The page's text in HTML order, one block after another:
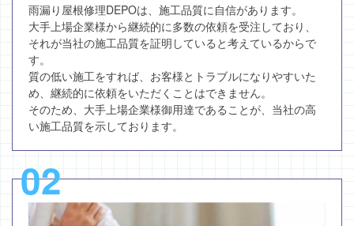
雨漏り屋根修理DEPOは、施工品質に自信があります。
大手上場企業様から継続的に多数の依頼を受注しており、
それが当社の施工品質を証明していると考えているからで
す。
質の低い施工をすれば、お客様とトラブルになりやすいた
め、継続的に依頼をいただくことはできません。
そのため、大手上場企業様御用達であることが、当社の高
い施工品質を示しております。
02